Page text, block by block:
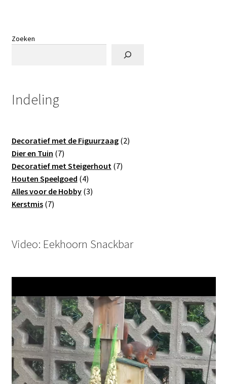
Zoeken
Indeling
Decoratief met de Figuurzaag 22
Dier en Tuin 77
producten
Decoratief met Steigerhout 77
Houten Speelgoed 44
producten
Alles voor de Hobby 33
Kerstmis 77
Video: Eekhoorn Snackbar